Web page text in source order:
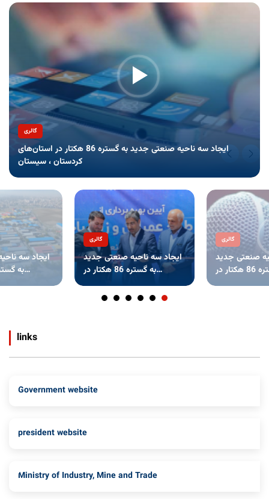
Goals
Jul 26 2023
Stagnant lands which are reclaimed
Jul 25 2023
The main carried out activities
Jul 25 2023
گالری
ایجاد سه ناحیه صنعتی جدید به گستره 86 هکتار در استان‌های
کردستان ، سیستان
گالری
ایجاد سه ناحیه صنعتی جدید
به گستره 86 هکتار در
استان‌های کردستان ، سیستان
ایجاد سه
استان‌های کردستان
گالری
صنعتی جدید
به گستره 86 هکتار در
سیستان
links
Government website
president website
Ministry of Industry, Mine and Trade